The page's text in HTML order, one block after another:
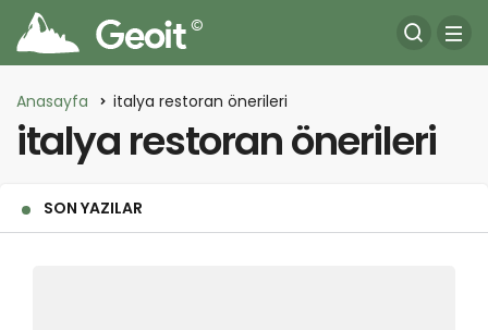
Anasayfa italya restoran önerileri
italya restoran önerileri
SON YAZILAR